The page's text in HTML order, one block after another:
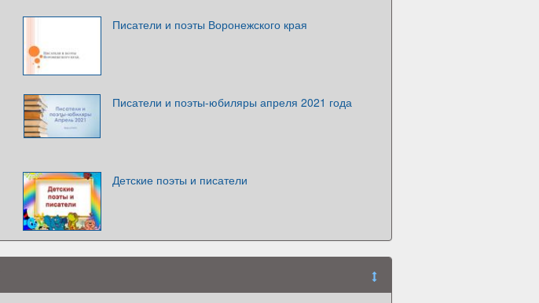
Писатели и поэты Воронежского края
Писатели и поэты-юбиляры апреля 2021 года
Детские поэты и писатели